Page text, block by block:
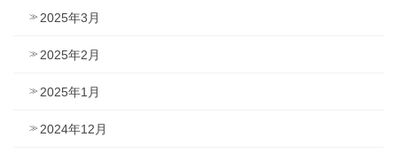
2025年3月
2025年2月
2025年1月
2024年12月